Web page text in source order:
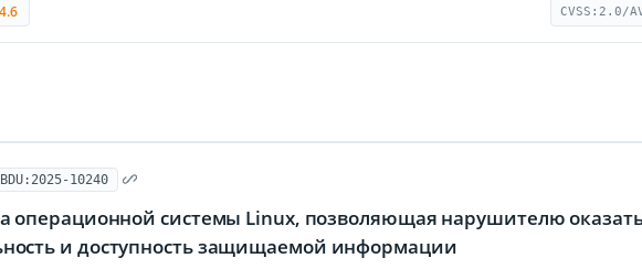
CVSS:2.0/
BDU:2025-10240
операционной системы Linux, позволяющая нарушителю
и доступность защищаемой информации